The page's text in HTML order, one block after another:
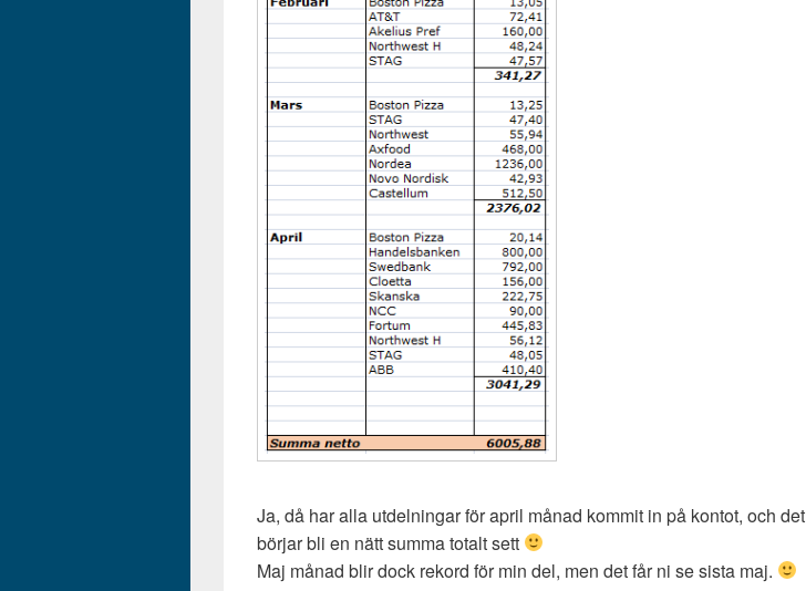
Ja, då har alla utdelningar för april månad kommit in på kontot, och det
börjar bli en nätt summa totalt sett
Maj månad blir dock rekord för min del, men det får ni se sista maj.